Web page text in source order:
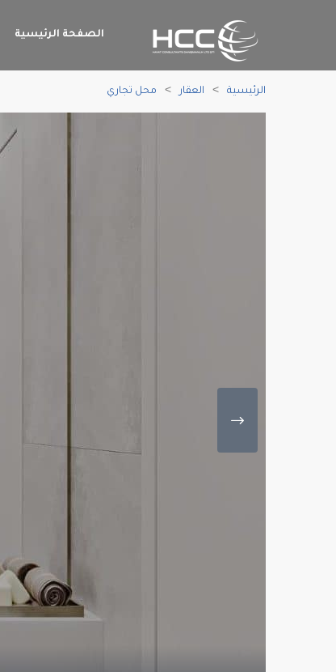
الصفحة الرئيسية
الرئيسية العقار محل تجاري